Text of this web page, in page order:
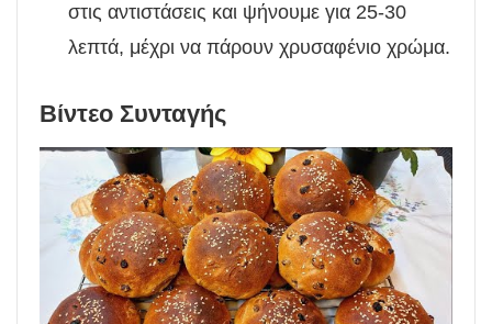
στις αντιστάσεις και ψήνουμε για 25-30
λεπτά, μέχρι να πάρουν χρυσαφένιο χρώμα.
Βίντεο Συνταγής